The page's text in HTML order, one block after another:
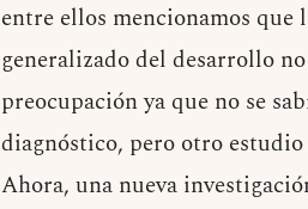
entre ellos mencionamos
generalizado del desarrollo
preocupación ya que no se
diagnóstico, pero otro
Ahora, una nueva